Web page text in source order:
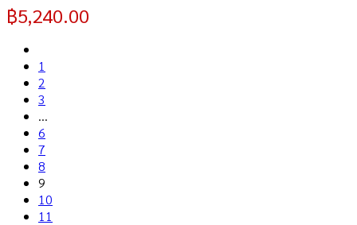
฿5,240.00
1
2
3
…
6
7
8
9
10
11